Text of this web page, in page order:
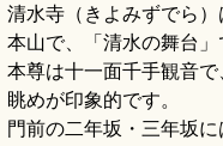
清水寺（きよみずでら
本山で、「清水の舞台」
本尊は十一面千手観音
眺めが印象的です。
門前の二年坂・三年坂